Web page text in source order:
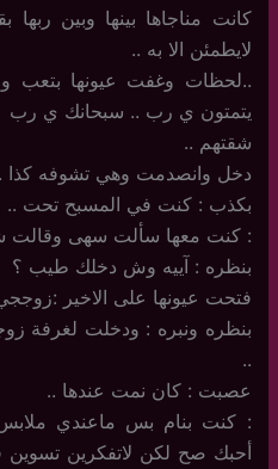
كانت مناجاها بينها وبين
لايطمئن الا به ..
..لحظات وغفت عيونها بتعب
يتمتون ي رب .. سبحانك ي رب
شقتهم ..
دخل وانصدمت وهي تشوفه كذا
بكذب : كنت في المسبح تحت ..
: كنت معها سألت سهى وقالت
بنظره : آييه وش دخلك طيب ؟
فتحت عيونها على الاخير
بنظره ونبره : ودخلت لغرفة
..
عصبت : كان نمت عندها ..
: كنت بنام بس ماعندي
أحبك صح لكن لاتفكرين تسوين